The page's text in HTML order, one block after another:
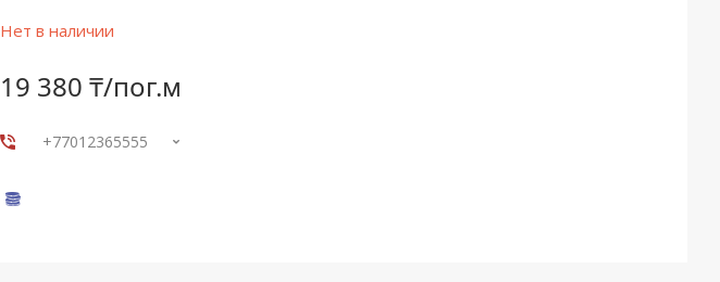
Нет в наличии
19 380 ₸/пог.м
+77012365555